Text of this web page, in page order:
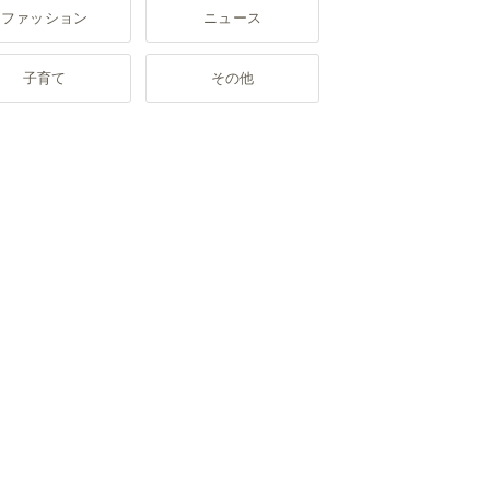
ファッション ニュース
子育て その他